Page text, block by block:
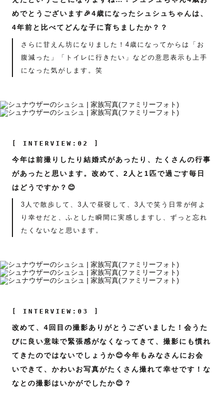
めでとうございます🎉4歳になったシュシュちゃんは、
4年前と比べてどんな子に育ちましたか？？
さらに甘えん坊になりました！4歳になってからは「お
腹減った」「トイレに行きたい」などの意思表示も上手
になった気がします。笑
[ INTERVIEW:02 ]
今年は前撮りしたり結婚式があったり、たくさんの行事
があったと思います。改めて、2人と1匹で過ごす毎日
はどうですか？😊
3人で散歩して、3人で昼寝して、3人で笑う日常が何よ
り幸せだと、ふとした瞬間に実感しますし、ずっと忘れ
たくないなと思います。
[ INTERVIEW:03 ]
改めて、4回目の撮影ありがとうございました！会うた
びに良い意味で緊張感がなくなってきて、撮影にも慣れ
てきたのではないでしょうか😊今年もみなさんにお会
いできて、かわいお写真がたくさん撮れて幸せです！な
なとの撮影はいかがでしたか😊？